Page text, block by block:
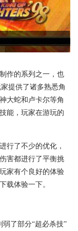
制作的系列之一，也
提供了诸多熟悉角
大蛇和卢卡尔等角
能，玩家在游玩的
行了不少的优化，
害都进行了平衡挑
家有个良好的体验
载体验一下。
了部分“超必杀技”